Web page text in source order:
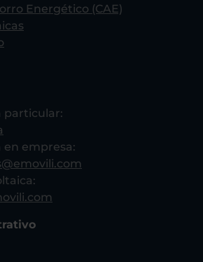
Energético (CAE)
particular:
en empresa: